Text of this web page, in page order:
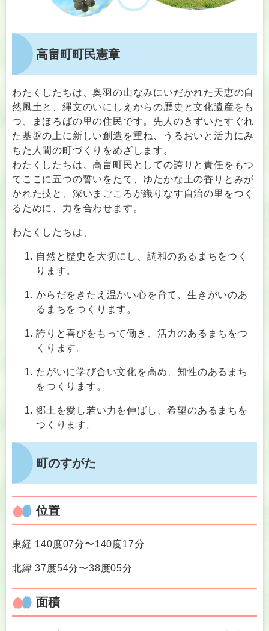
高畠町町民憲章
わたくしたちは、奥羽の山なみにいだかれた天恵の自
然風土と、縄文のいにしえからの歴史と文化遺産をも
つ、まほろばの里の住民です。先人のきずいたすぐれ
た基盤の上に新しい創造を重ね、うるおいと活力にみ
ちた人間の町づくりをめざします。
わたくしたちは、高畠町民としての誇りと責任をもつ
てここに五つの誓いをたて、ゆたかな土の香りとみが
かれた技と、深いまごころが織りなす自治の里をつく
るために、力を合わせます。
わたくしたちは、
自然と歴史を大切にし、調和のあるまちをつく
ります。
からだをきたえ温かい心を育て、生きがいのあ
るまちをつくります。
誇りと喜びをもって働き、活力のあるまちをつ
くります。
たがいに学び合い文化を高め、知性のあるまち
をつくります。
郷土を愛し若い力を伸ばし、希望のあるまちを
つくります。
町のすがた
位置
東経 140度07分〜140度17分
北緯 37度54分〜38度05分
面積